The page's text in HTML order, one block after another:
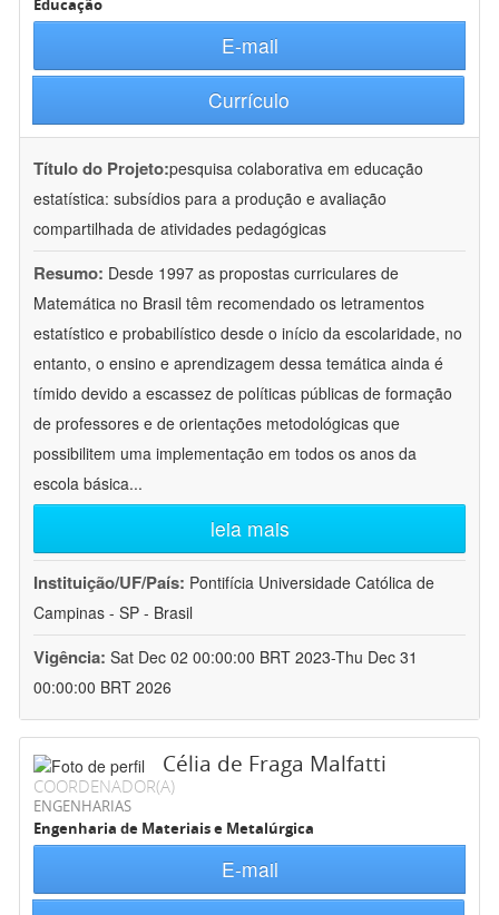
Educação
E-mail
Currículo
Título do Projeto:pesquisa colaborativa em educação
estatística: subsídios para a produção e avaliação
compartilhada de atividades pedagógicas
Resumo: Desde 1997 as propostas curriculares de
Matemática no Brasil têm recomendado os letramentos
estatístico e probabilístico desde o início da escolaridade, no
entanto, o ensino e aprendizagem dessa temática ainda é
tímido devido a escassez de políticas públicas de formação
de professores e de orientações metodológicas que
possibilitem uma implementação em todos os anos da
escola básica...
leia mais
Instituição/UF/País: Pontifícia Universidade Católica de
Campinas - SP - Brasil
Vigência: Sat Dec 02 00:00:00 BRT 2023-Thu Dec 31
00:00:00 BRT 2026
Célia de Fraga Malfatti
COORDENADOR(A)
ENGENHARIAS
Engenharia de Materiais e Metalúrgica
E-mail